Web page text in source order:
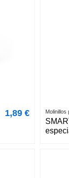
1,89 € Molinillos